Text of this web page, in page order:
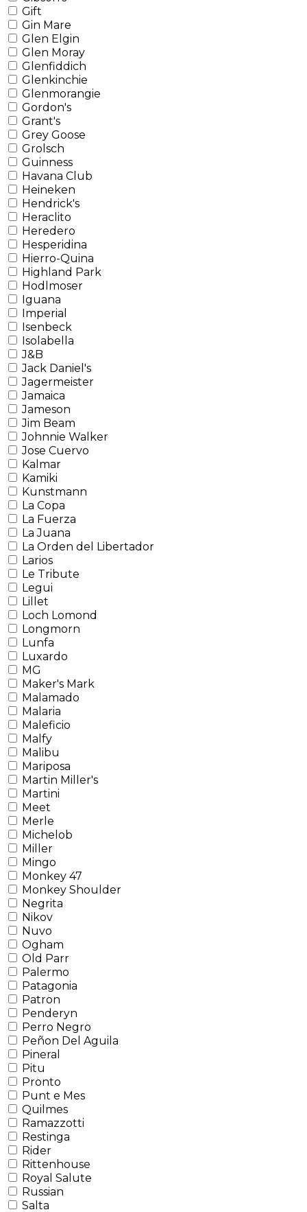
Gift
Gin Mare
Glen Elgin
Glen Moray
Glenfiddich
Glenkinchie
Glenmorangie
Gordon's
Grant's
Grey Goose
Grolsch
Guinness
Havana Club
Heineken
Hendrick's
Heraclito
Heredero
Hesperidina
Hierro-Quina
Highland Park
Hodlmoser
Iguana
Imperial
Isenbeck
Isolabella
J&B
Jack Daniel's
Jagermeister
Jamaica
Jameson
Jim Beam
Johnnie Walker
Jose Cuervo
Kalmar
Kamiki
Kunstmann
La Copa
La Fuerza
La Juana
La Orden del Libertador
Larios
Le Tribute
Legui
Lillet
Loch Lomond
Longmorn
Lunfa
Luxardo
MG
Maker's Mark
Malamado
Malaria
Maleficio
Malfy
Malibu
Mariposa
Martin Miller's
Martini
Meet
Merle
Michelob
Miller
Mingo
Monkey 47
Monkey Shoulder
Negrita
Nikov
Nuvo
Ogham
Old Parr
Palermo
Patagonia
Patron
Penderyn
Perro Negro
Peñon Del Aguila
Pineral
Pitu
Pronto
Punt e Mes
Quilmes
Ramazzotti
Restinga
Rider
Rittenhouse
Royal Salute
Russian
Salta